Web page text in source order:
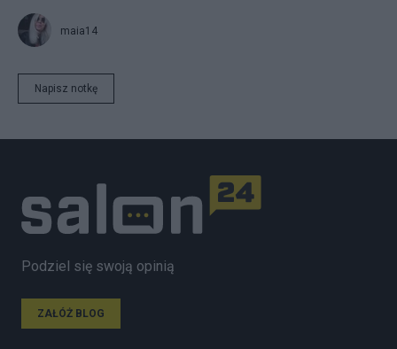
maia14
Napisz notkę
Podziel się swoją opinią
ZAŁÓŻ BLOG